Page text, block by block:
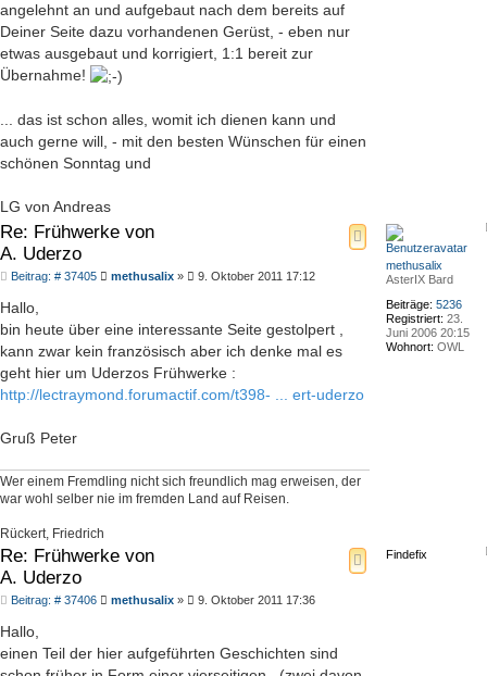
angelehnt an und aufgebaut nach dem bereits auf
Deiner Seite dazu vorhandenen Gerüst, - eben nur
etwas ausgebaut und korrigiert, 1:1 bereit zur
Übernahme!
... das ist schon alles, womit ich dienen kann und
auch gerne will, - mit den besten Wünschen für einen
schönen Sonntag und
LG von Andreas
Re: Frühwerke von
A. Uderzo
Beitrag: # 37405Beitrag
methusalix » 9. Oktober 2011 17:12
Hallo,
bin heute über eine interessante Seite gestolpert ,
kann zwar kein französisch aber ich denke mal es
geht hier um Uderzos Frühwerke :
http://lectraymond.forumactif.com/t398- ... ert-uderzo
Gruß Peter
Wer einem Fremdling nicht sich freundlich mag erweisen, der
war wohl selber nie im fremden Land auf Reisen.
Rückert, Friedrich
methusalix
AsterIX Bard
Beiträge: 5236
Registriert: 23.
Juni 2006 20:15
Wohnort: OWL
Re: Frühwerke von
A. Uderzo
Beitrag: # 37406Beitrag
methusalix » 9. Oktober 2011 17:36
Hallo,
einen Teil der hier aufgeführten Geschichten sind
Findefix